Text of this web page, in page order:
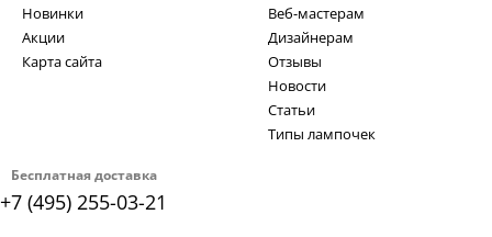
Бесплатная доставка
+7 (495) 255-03-21
Новинки
Акции
Карта сайта
Веб-мастерам
Дизайнерам
Отзывы
Новости
Статьи
Типы лампочек